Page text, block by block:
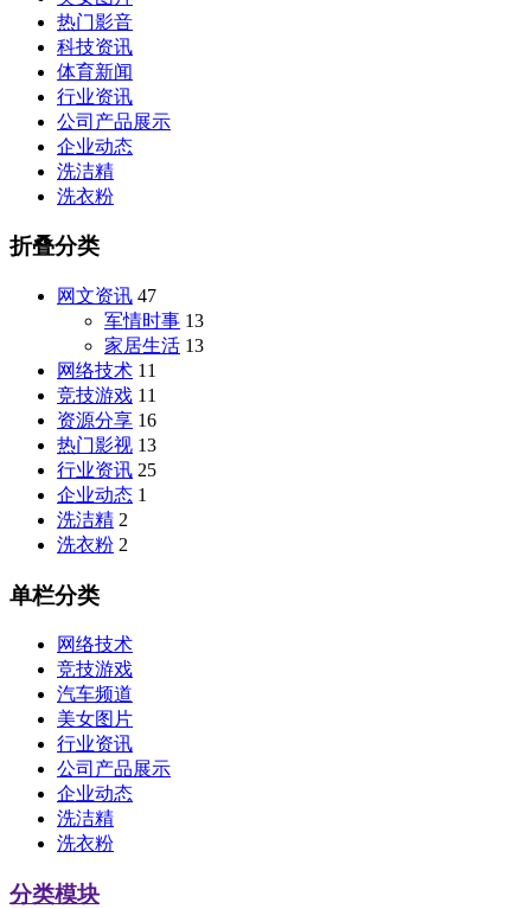
热门影音
科技资讯
体育新闻
行业资讯
公司产品展示
企业动态
洗洁精
洗衣粉
折叠分类
网文资讯 47
军情时事 13
家居生活 13
网络技术 11
竞技游戏 11
资源分享 16
热门影视 13
行业资讯 25
企业动态 1
洗洁精 2
洗衣粉 2
单栏分类
网络技术
竞技游戏
汽车频道
美女图片
行业资讯
公司产品展示
企业动态
洗洁精
洗衣粉
分类模块